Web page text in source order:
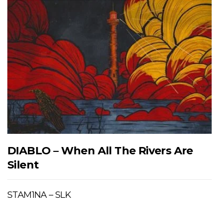
DIABLO – When All The Rivers Are
Silent
STAM1NA – SLK